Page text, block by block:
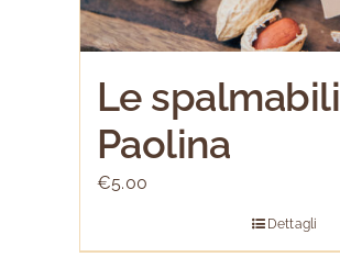
Le spalmabili |
Paolina
€5.00
Dettagli